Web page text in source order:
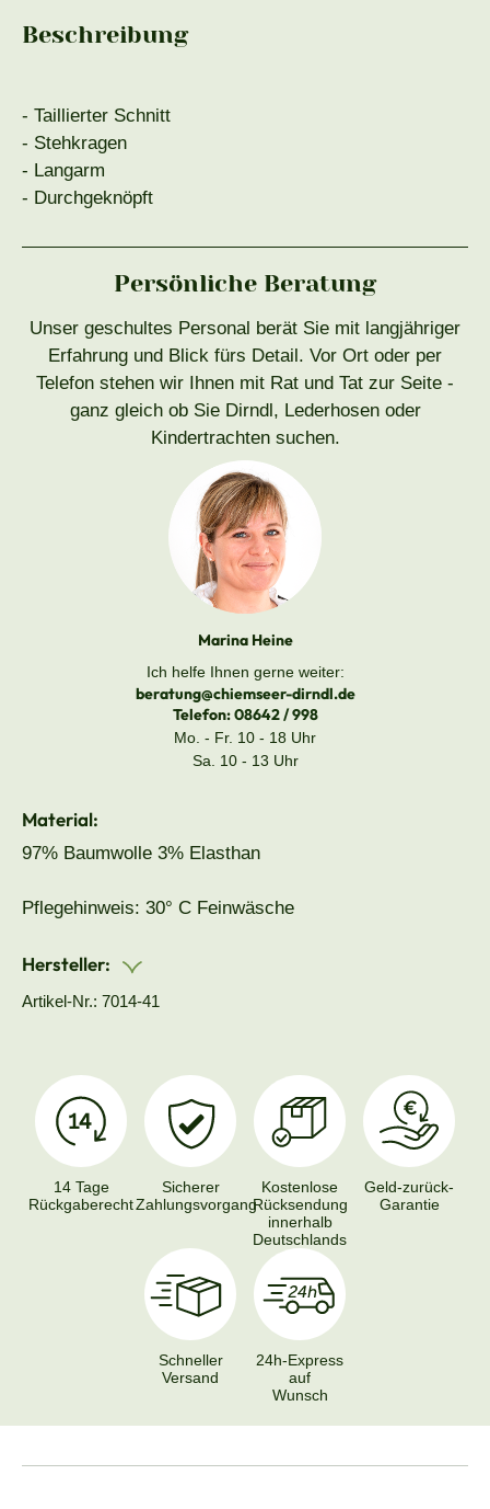
Beschreibung
- Taillierter Schnitt
- Stehkragen
- Langarm
- Durchgeknöpft
Persönliche Beratung
Unser geschultes Personal berät Sie mit langjähriger
Erfahrung und Blick fürs Detail. Vor Ort oder per
Telefon stehen wir Ihnen mit Rat und Tat zur Seite -
ganz gleich ob Sie Dirndl, Lederhosen oder
Kindertrachten suchen.
Marina Heine
Ich helfe Ihnen gerne weiter:
beratung@chiemseer-dirndl.de
Telefon:08642 / 998
Mo. - Fr. 10 - 18 Uhr
Sa. 10 - 13 Uhr
Material:
97% Baumwolle 3% Elasthan
Pflegehinweis: 30° C Feinwäsche
Hersteller:
Artikel-Nr.: 7014-41
14 Tage
Rückgaberecht
Sicherer
Zahlungsvorgang
Kostenlose
Rücksendung
innerhalb
Deutschlands
Geld-zurück-
Garantie
Schneller
Versand
24h-Express
auf
Wunsch